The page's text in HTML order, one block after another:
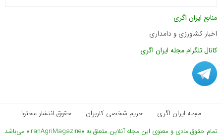
منابع ایران اگری
اخبار کشاورزی و دامداری
کانال تلگرام مجله ایران اگری
مجله ایران اگری حریم شخصی کاربران حقوق انتشار محتوا
تمام حقوق مادی و معنوی این مجله آنلاین متعلق به «IranAgriMagazine» می‌باشد